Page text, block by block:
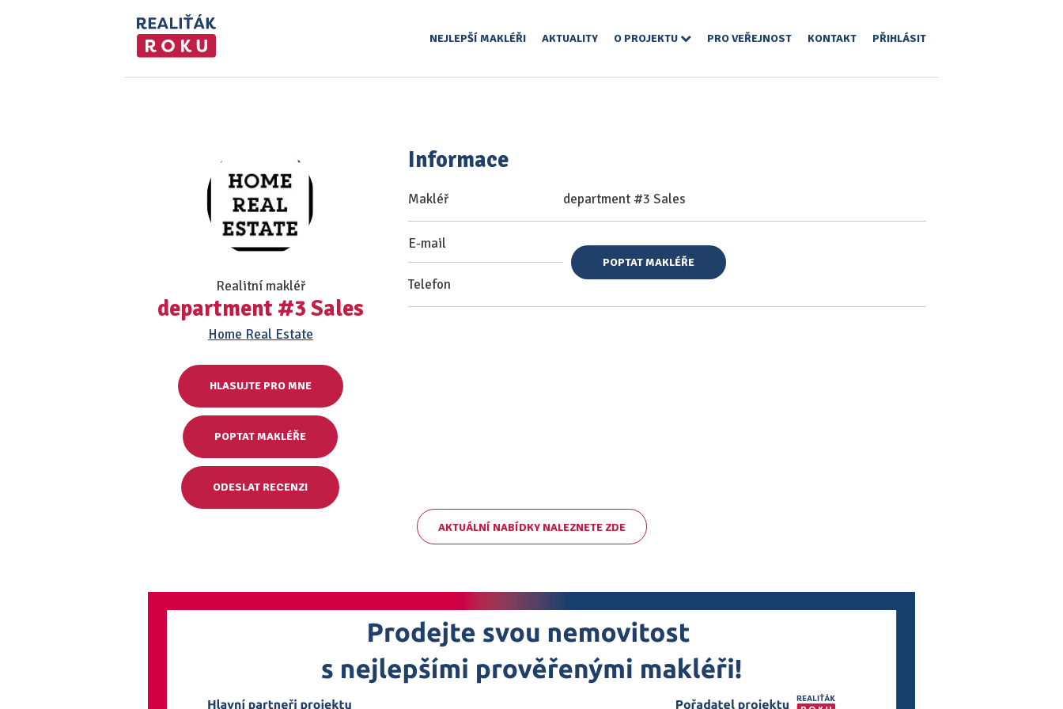
NEJLEPŠÍ MAKLÉŘI AKTUALITY O PROJEKTU PRO VEŘEJNOST KONTAKT PŘIHLÁSIT
Realitní makléř
department #3 Sales
Home Real Estate
HLASUJTE PRO MNE
POPTAT MAKLÉŘE
ODESLAT RECENZI
Informace
Makléř department #3 Sales
E-mail
Telefon
POPTAT MAKLÉŘE
AKTUÁLNÍ NABÍDKY NALEZNETE ZDE